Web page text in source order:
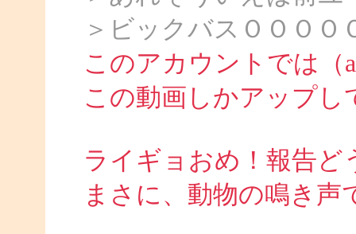
＞ビックバスＯＯＯ
このアカウントでは（
この動画しかアップし
ライギョおめ！報告ど
まさに、動物の鳴き声